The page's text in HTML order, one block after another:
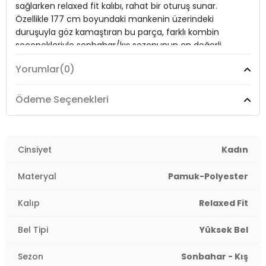
Bel:Yüksek Bel
Boy:Mini Boy
Yaş Grubu:Yetişkin
2DK611SR0037.03
sağlarken relaxed fit kalıbı, rahat bir oturuş sunar.
Özellikle 177 cm boyundaki mankenin üzerindeki
duruşuyla göz kamaştıran bu parça, farklı kombin
seçenekleriyle sonbahar/kış sezonunun en değerli
artırır!
Akrilik
Kapama Şekli:
Kumaş Tipi:
Yorumlar(0)
Ödeme Seçenekleri
Cinsiyet Kadın
Materyal Pamuk-Polyester
Kalıp Relaxed Fit
Bel Tipi Yüksek Bel
Sezon Sonbahar - Kış